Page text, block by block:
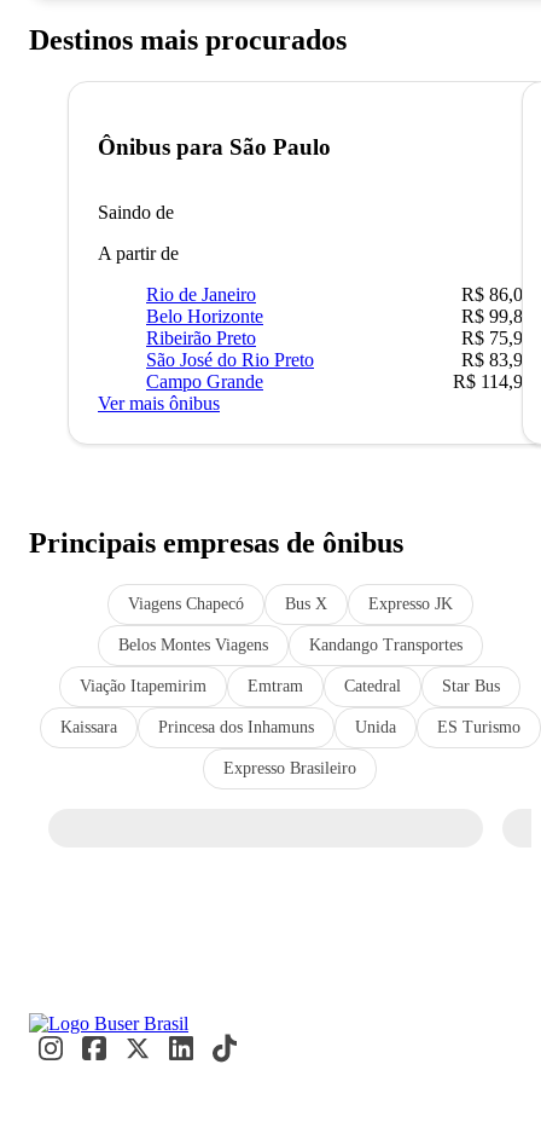
Destinos mais procurados
Ônibus para São Paulo
Saindo de
A partir de
Rio de Janeiro
R$ 86,00
Belo Horizonte
R$ 99,89
Ribeirão Preto
R$ 75,90
São José do Rio Preto
R$ 83,90
Campo Grande
R$ 114,90
Ver mais ônibus
Principais empresas de ônibus
Viagens Chapecó Bus X Expresso JK
Belos Montes Viagens Kandango Transportes
Viação Itapemirim Emtram Catedral Star Bus
Kaissara Princesa dos Inhamuns Unida ES Turismo
Expresso Brasileiro